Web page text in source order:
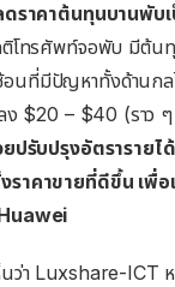
ดราคาต้นทุนบานพับเ
ติโทรศัพท์จอพับ มีต้น
นที่มีปัญหาทั้งด้านกล
ลง $20 – $40 (ราว
ยปรับปรุงอัตรารายไ
ราคาขายที่ดีขึ้น เพื่
ว่า Luxshare-ICT